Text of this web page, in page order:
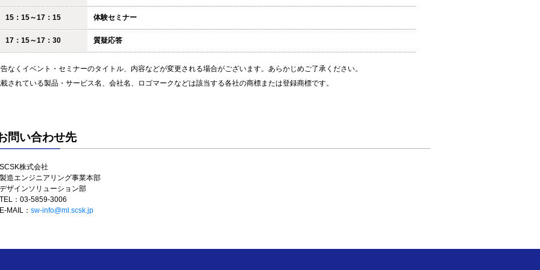
15：15～17：15 体験セミナー
17：15～17：30 質疑応答
なくイベント・セミナーのタイトル、内容などが変更される場合がございます。あらかじめご了承ください。
されている製品・サービス名、会社名、ロゴマークなどは該当する各社の商標または登録商標です。
問い合わせ先
SCSK株式会社
製造エンジニアリング事業本部
デザインソリューション部
TEL：03-5859-3006
E-MAIL： sw-info@ml.scsk.jp